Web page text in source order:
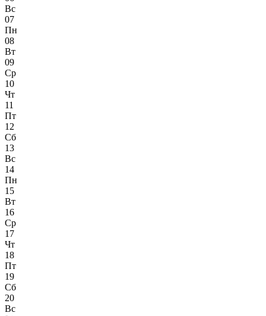
Вс
07
Пн
08
Вт
09
Ср
10
Чт
11
Пт
12
Сб
13
Вс
14
Пн
15
Вт
16
Ср
17
Чт
18
Пт
19
Сб
20
Вс